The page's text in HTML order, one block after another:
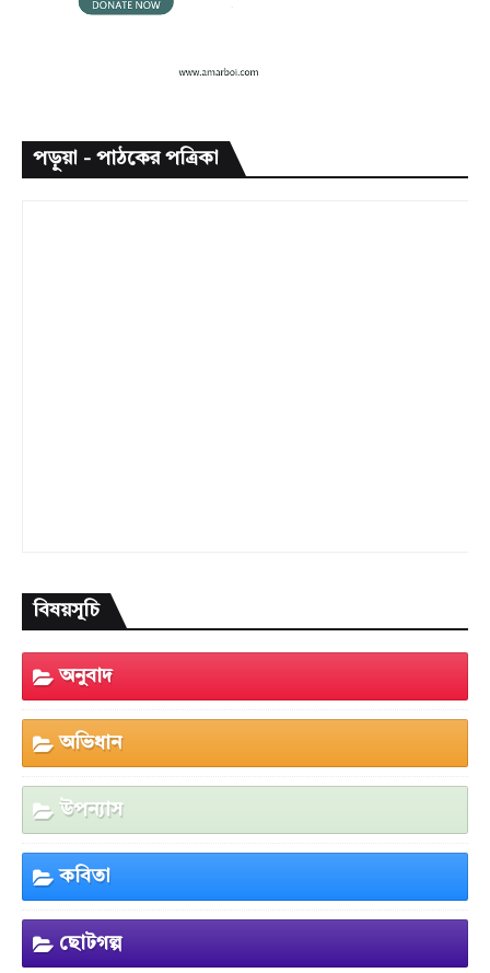
পড়ুয়া - পাঠকের পত্রিকা
বিষয়সূচি
অনুবাদ
অভিধান
উপন্যাস
কবিতা
ছোটগল্প